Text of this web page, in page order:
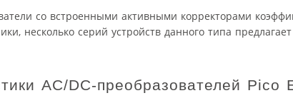
со встроенными активными корректорами
несколько серий устройств данного типа
AC/DC-преобразователей Pico